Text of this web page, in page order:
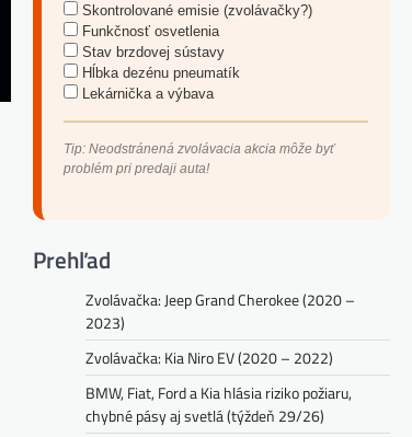
Skontrolované emisie (zvolávačky?)
Funkčnosť osvetlenia
Stav brzdovej sústavy
Hĺbka dezénu pneumatík
Lekárnička a výbava
Tip: Neodstránená zvolávacia akcia môže byť
problém pri predaji auta!
Prehľad
Zvolávačka: Jeep Grand Cherokee (2020 –
2023)
Zvolávačka: Kia Niro EV (2020 – 2022)
BMW, Fiat, Ford a Kia hlásia riziko požiaru,
chybné pásy aj svetlá (týždeň 29/26)